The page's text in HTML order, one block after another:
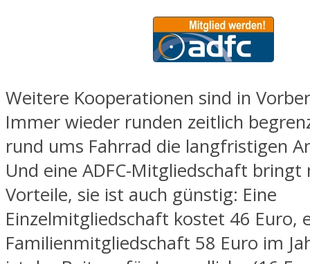
Weitere Kooperationen sind in
Immer wieder runden zeitlich
rund ums Fahrrad die langfristigen
Und eine ADFC-Mitgliedschaft bringt
Vorteile, sie ist auch günstig: Eine
Einzelmitgliedschaft kostet 46 Euro,
Familienmitgliedschaft 58 Euro im